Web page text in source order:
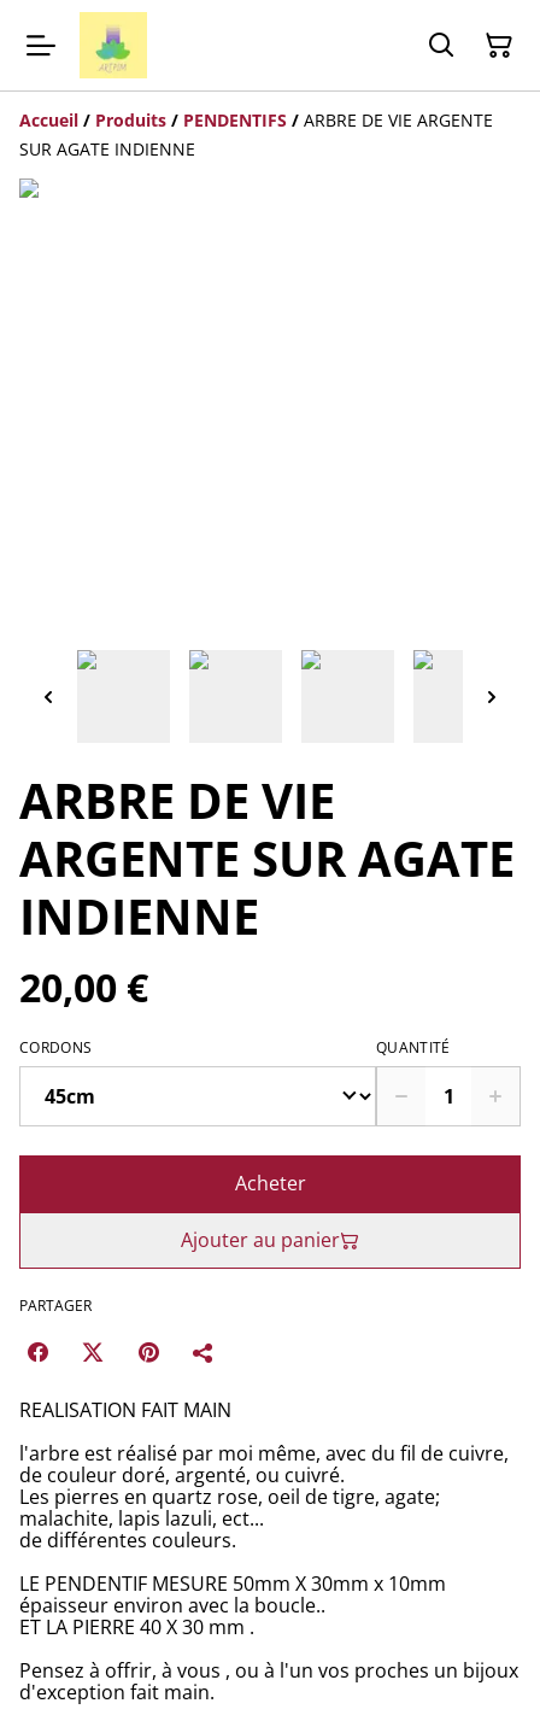
Accueil / Produits / PENDENTIFS / ARBRE DE VIE ARGENTE
SUR AGATE INDIENNE
ARBRE DE VIE
ARGENTE SUR AGATE
INDIENNE
20,00 €
CORDONS QUANTITÉ
Acheter
Ajouter au panier
PARTAGER
REALISATION FAIT MAIN
l'arbre est réalisé par moi même, avec du fil de cuivre,
de couleur doré, argenté, ou cuivré.
Les pierres en quartz rose, oeil de tigre, agate;
malachite, lapis lazuli, ect...
de différentes couleurs.
LE PENDENTIF MESURE 50mm X 30mm x 10mm
épaisseur environ avec la boucle..
ET LA PIERRE 40 X 30 mm .
Pensez à offrir, à vous , ou à l'un vos proches un bijoux
d'exception fait main.